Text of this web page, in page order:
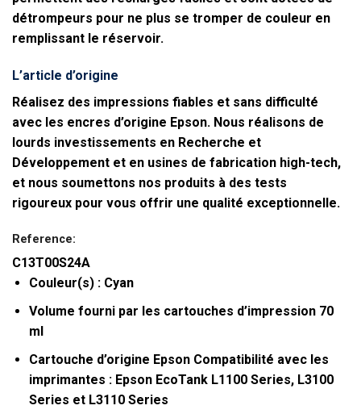
détrompeurs pour ne plus se tromper de couleur en
remplissant le réservoir.
L’article d’origine
Réalisez des impressions fiables et sans difficulté
avec les encres d’origine Epson. Nous réalisons de
lourds investissements en Recherche et
Développement et en usines de fabrication high-tech,
et nous soumettons nos produits à des tests
rigoureux pour vous offrir une qualité exceptionnelle.
Reference:
C13T00S24A
Couleur(s) : Cyan
Volume fourni par les cartouches d’impression 70
ml
Cartouche d’origine Epson Compatibilité avec les
imprimantes : Epson EcoTank L1100 Series, L3100
Series et L3110 Series